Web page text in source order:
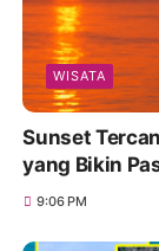
WISATA
Sunset
yang Bikin
9:06 PM